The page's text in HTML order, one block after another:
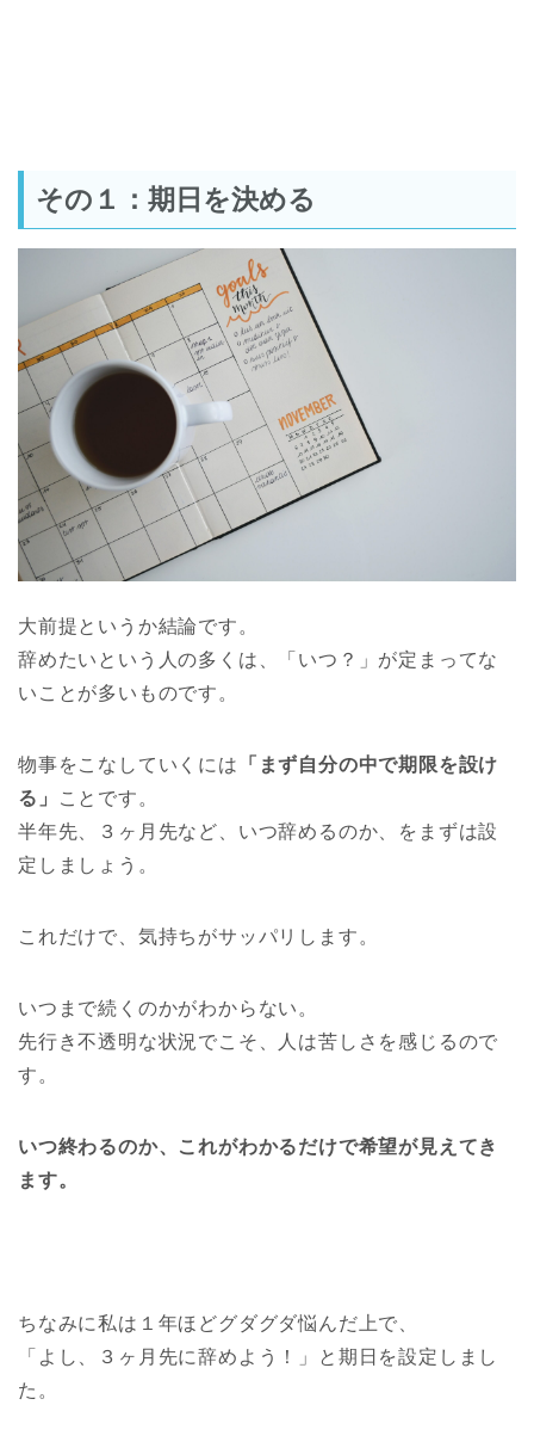
その１：期日を決める
大前提というか結論です。
辞めたいという人の多くは、「いつ？」が定まってな
いことが多いものです。
物事をこなしていくには
「まず自分の中で期限を設け
る」
ことです。
半年先、３ヶ月先など、いつ辞めるのか、をまずは設
定しましょう。
これだけで、気持ちがサッパリします。
いつまで続くのかがわからない。
先行き不透明な状況でこそ、人は苦しさを感じるので
す。
いつ終わるのか、これがわかるだけで希望が見えてき
ます。
ちなみに私は１年ほどグダグダ悩んだ上で、
「よし、３ヶ月先に辞めよう！」と期日を設定しまし
た。